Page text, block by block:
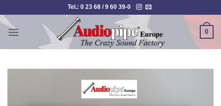
Inhalt
springen
Tel.: 0 23 68 / 9 60 39-0
0